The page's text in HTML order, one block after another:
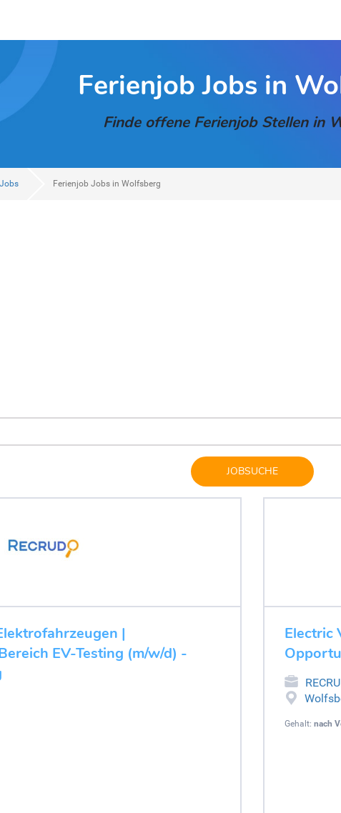
Ferienjob Jobs in
Finde offene Ferienjob Stellen in
Ferienjob Jobs in Wolfsberg
JOBSUCHE
|
EV-Testing (m/w/d) -
Electric
Gehalt: nach